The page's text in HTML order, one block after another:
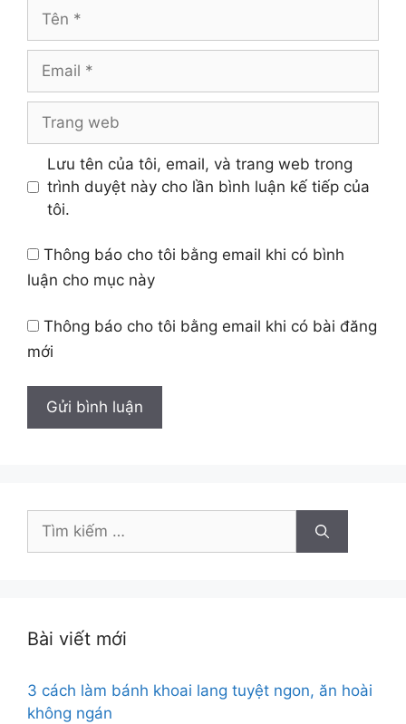
web
Lưu tên của tôi, email, và trang web trong
trình duyệt này cho lần bình luận kế tiếp của
tôi.
Thông báo cho tôi bằng email khi có bình
luận cho mục này
Thông báo cho tôi bằng email khi có bài đăng
mới
Tìm
Bài viết mới
3 cách làm bánh khoai lang tuyệt ngon, ăn hoài
không ngán